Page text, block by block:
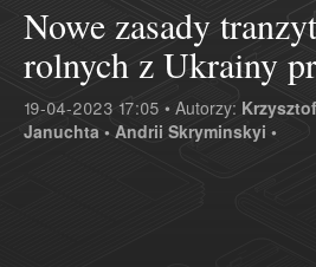
Nowe zasady
rolnych z Ukrainy
19-04-2023 17:05 • Autorzy:
Januchta • Andrii Skryminskyi •